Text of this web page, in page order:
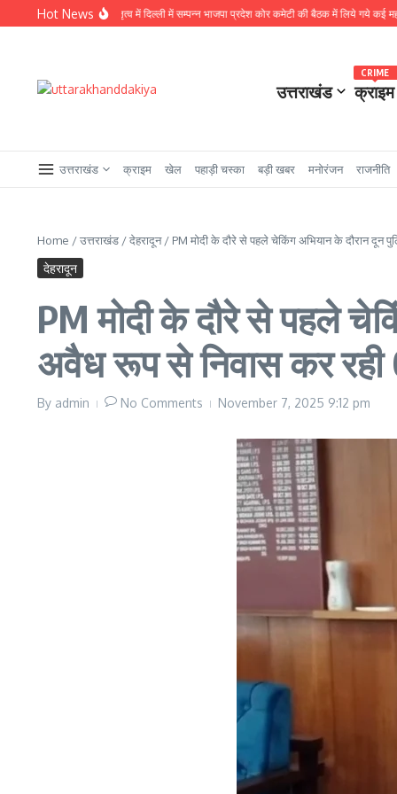
Skip to content
Hot News
नितिन नवीन के नेतृत्व में दिल्ली में सम्पन्न भाजपा प्रदेश कोर कमेटी की बैठक में लिये गये कई महत्वपूर्ण
उत्तराखंड क्राइम
CRIME
उत्तराखंड क्राइम खेल पहाड़ी चस्का बड़ी खबर मनोरंजन राजनीति
Home /उत्तराखंड /देहरादून/ PM मोदी के दौरे से पहले चेकिंग अभियान के दौरान दून
देहरादून
PM मोदी के दौरे से पहले
अवैध रूप से निवास कर रही
By admin No Comments November 7, 2025 9:12 pm